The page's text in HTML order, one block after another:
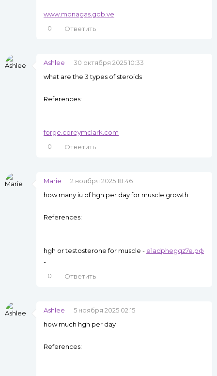
www.monagas.gob.ve
0
Ответить
Ashlee
30 октября 2025 10:33
what are the 3 types of steroids
References:
forge.coreymclark.com
0
Ответить
Marie
2 ноября 2025 18:46
how many iu of hgh per day for muscle growth
References:
hgh or testosterone for muscle - e1adphegqz7e.рф
-
0
Ответить
Ashlee
5 ноября 2025 02:15
how much hgh per day
References: